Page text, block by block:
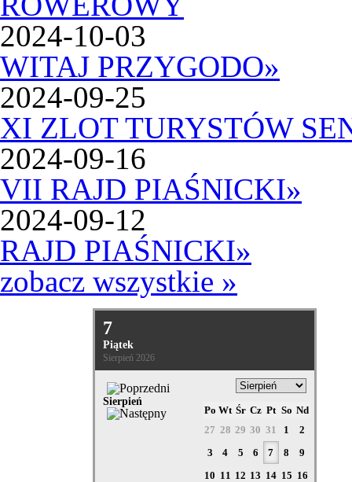
2024-10-03
WITAJ PRZYGODO»
2024-09-25
XI ZLOT TURYSTÓW
2024-09-16
VII RAJD PIAŚNICKI»
2024-09-12
RAJD PIAŚNICKI»
zobacz wszystkie »
7
Piątek
Sierpień 2026
Sierpień
Po Wt Śr Cz Pt So Nd
27 28 29 30 31 1
2
3
4 5 6 7 8
9
10 11 12 13 14 15 16